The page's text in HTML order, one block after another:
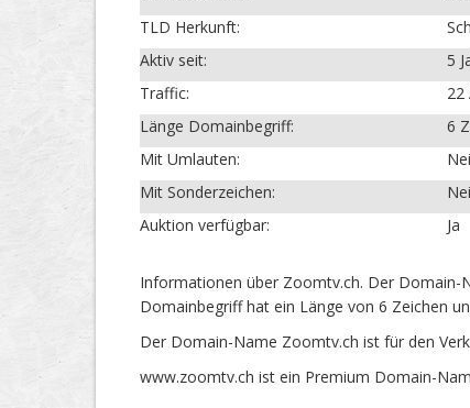
TLD Herkunft:
Aktiv seit:
5
Traffic:
22
Länge Domainbegriff:
6
Mit Umlauten:
Mit Sonderzeichen:
Auktion verfügbar:
Ja
Informationen über Zoomtv.ch. Der Domain-
Domainbegriff hat ein Länge von 6 Zeichen
Der Domain-Name Zoomtv.ch ist für den
www.zoomtv.ch ist ein Premium Domain-